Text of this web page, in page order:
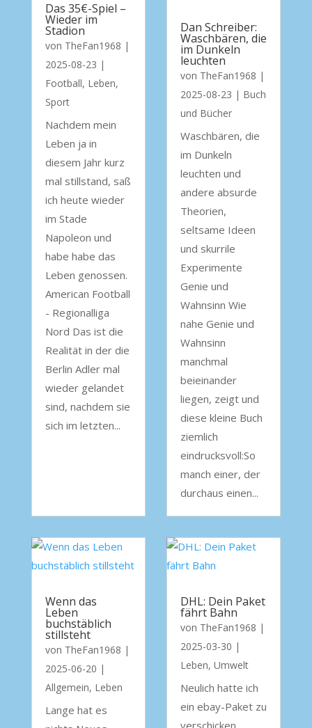
Das 35€-Spiel –
Wieder im
Stadion
von TheFan1968 |
2025-08-23 |
Football, Leben,
Sport
Nachdem mein
Leben ja in
diesem Jahr kurz
mal stillstand, saß
ich heute wieder
im Stade
Napoleon und
habe habe das
Leben genossen.
American Football
- Regionalliga
Nord Das ist die
Realität in der die
Berlin Adler mal
wieder gelandet
sind, nachdem sie
sich im letzten...
Dan Schreiber:
Waschbären, die
im Dunkeln
leuchten
von TheFan1968 |
2025-08-23 | Buch
und Bücher
Waschbären, die
im Dunkeln
leuchten und
andere absurde
Theorien,
seltsame Ideen
und skurrile
Experimente
Genie und
Wahnsinn Wie
nahe Genie und
Wahnsinn
manchmal
beieinander
liegen, zeigt und
diese kleine Buch
ziemlich
eindrucksvoll:So
manch einer, der
durchaus einen...
Wenn das
Leben
buchstäblich
stillsteht
von TheFan1968 |
2025-06-20 |
Allgemein, Leben
Lange hat es
DHL: Dein Paket
fährt Bahn
von TheFan1968 |
2025-03-30 |
Leben, Umwelt
Neulich hatte ich
ein ebay-Paket zu
verschicken.